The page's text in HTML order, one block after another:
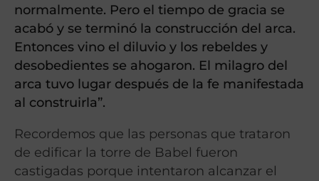
normalmente. Pero el tiempo de gracia se
acabó y se terminó la construcción del arca.
Entonces vino el diluvio y los rebeldes y
desobedientes se ahogaron. El milagro del
arca tuvo lugar después de la fe manifestada
al construirla”.
Recordemos que las personas que trataron
de edificar la torre de Babel fueron
castigadas porque intentaron alcanzar el